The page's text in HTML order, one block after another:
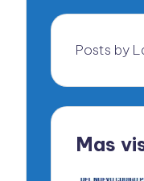
Posts by
Mas